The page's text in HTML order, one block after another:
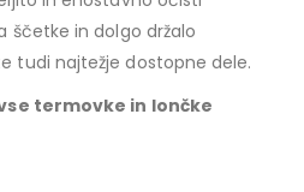
ščetke in dolgo držalo
tudi najtežje dostopne dele.
termovke in lončke